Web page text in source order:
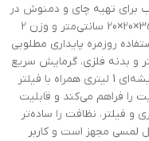
برای تهیه چای و دمنوش در
خانه و محیط کار است. این مدل با ابعاد 35×20×20 سانتی‌متر و وزن 2
روزمره پایداری مطلوبی
می‌دهد. کتری دستگاه با ظرفیت 1.7 لیتر و بدنه فلزی، گرمایش سریع
و دوام مناسب را تضمین می‌کند. قوری شیشه‌ای 1 لیتری همراه با فیلتر
را فراهم می‌کند و قابلیت
نظافت را ساده‌تر
لمسی مجهز است و کاربر